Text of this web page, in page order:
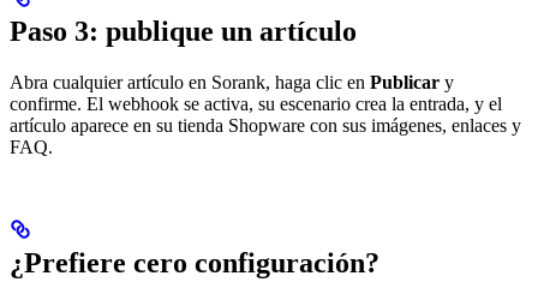
Paso 3: publique un artículo
Abra cualquier artículo en Sorank, haga clic en Publicar y
confirme. El webhook se activa, su escenario crea la entrada, y el
artículo aparece en su tienda Shopware con sus imágenes, enlaces y
FAQ.
¿Prefiere cero configuración?